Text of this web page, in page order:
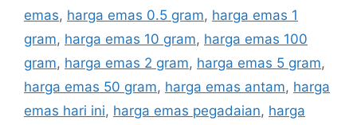
emas, harga emas 0.5 gram, harga emas 1
gram, harga emas 10 gram, harga emas 100
gram, harga emas 2 gram, harga emas 5 gram,
harga emas 50 gram, harga emas antam, harga
emas hari ini, harga emas pegadaian, harga